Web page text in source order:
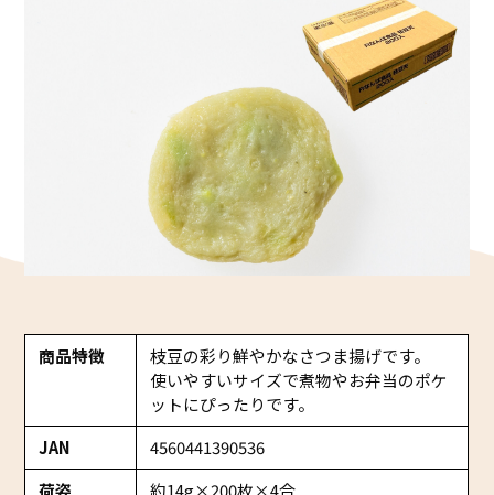
リニューアル中
商品特徴
枝豆の彩り鮮やかなさつま揚げです。
使いやすいサイズで煮物やお弁当のポケ
ットにぴったりです。
JAN
4560441390536